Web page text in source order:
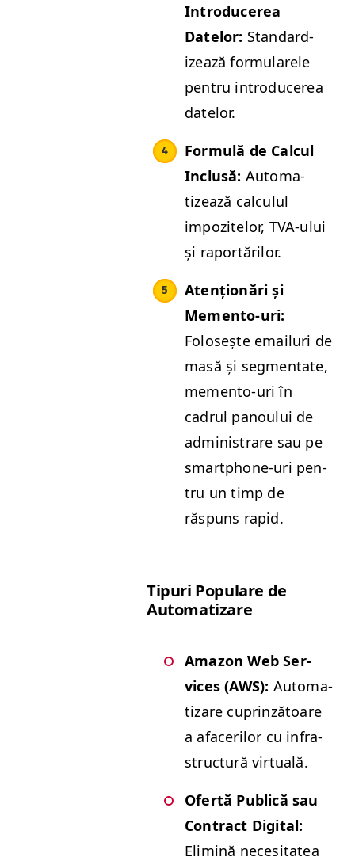
Intro­duc­erea
Datelor: Stan­dard­
izează for­mu­la­rele
pen­tru intro­duc­erea
datelor.
For­mulă de Cal­cul
Inclusă: Autom­a­
tizează cal­cu­l­ul
impozitelor, TVA-ului
și raportărilor.
Atenționări și
Memen­to-uri:
Folosește email­uri de
masă și seg­men­tate,
memen­to-uri în
cadrul panoului de
admin­is­trare sau pe
smart­phone-uri pen­
tru un timp de
răspuns rapid.
Tipuri Pop­u­lare de
Automatizare
Ama­zon Web Ser­
vices (AWS): Autom­a­
ti­zare cuprinză­toare
a afac­er­ilor cu infra­
struc­tură virtuală.
Ofer­tă Pub­lică sau
Con­tract Dig­i­tal:
Elim­ină nece­si­tatea